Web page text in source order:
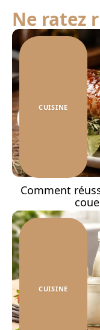
Ne ratez
CUISINE
Comment
CUISINE